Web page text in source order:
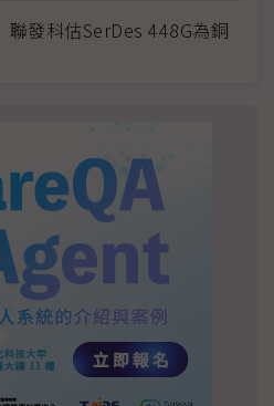
發科估SerDes 448G為銅